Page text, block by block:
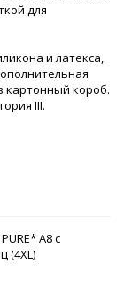
для
и латекса,
картонный короб.
III.
A8 с
(4XL)